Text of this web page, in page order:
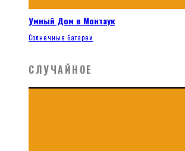
Умный Дом в Монтаук
Солнечные батареи
СЛУЧАЙНОЕ